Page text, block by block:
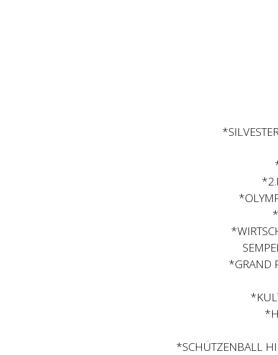
*GRAND
*SCHÜTZENBALL